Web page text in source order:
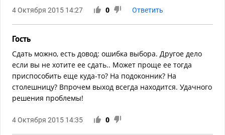
4 Октября 2015 14:27 0 Ответить
Гость
Сдать можно, есть довод: ошибка выбора. Другое дело
если вы не хотите ее сдать.. Может проще ее тогда
приспособить еще куда-то? На подоконник? На
столешницу? Впрочем выход всегда находится. Удачного
решения проблемы!
4 Октября 2015 14:35 0